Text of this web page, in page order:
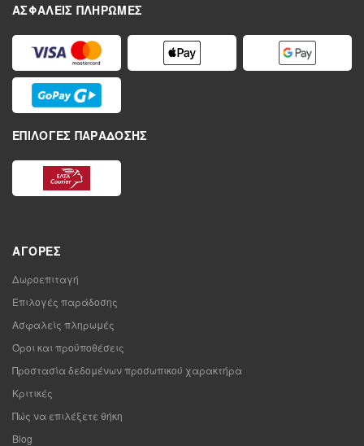
ΑΣΦΑΛΕΊΣ ΠΛΗΡΩΜΈΣ
ΕΠΙΛΟΓΈΣ ΠΑΡΆΔΟΣΗΣ
ΑΓΟΡΈΣ
Δωροεπιταγή
Επιλογές παράδοσης
Ασφαλείς πληρωμές
Όροι και προϋποθέσεις
Προστασία δεδομένων προσωπικού χαρακτήρα
Κριτικές
Πώς να επιλέξετε θήκη
Blog